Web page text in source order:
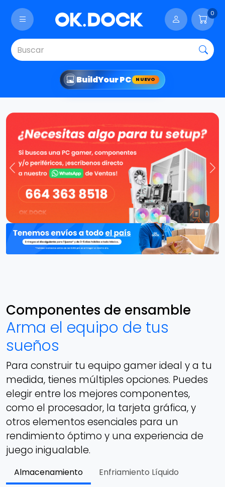
0
BuildYour PC NUEVO
Componentes de ensamble
Arma el equipo de tus
sueños
Para construir tu equipo gamer ideal y a tu
medida, tienes múltiples opciones. Puedes
elegir entre los mejores componentes,
como el procesador, la tarjeta gráfica, y
otros elementos esenciales para un
rendimiento óptimo y una experiencia de
juego inigualable.
Almacenamiento
Enfriamiento Líquido